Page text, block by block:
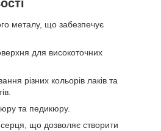
металу, що забезпечує
для високоточних
різних кольорів лаків та
та педикюру.
що дозволяє створити